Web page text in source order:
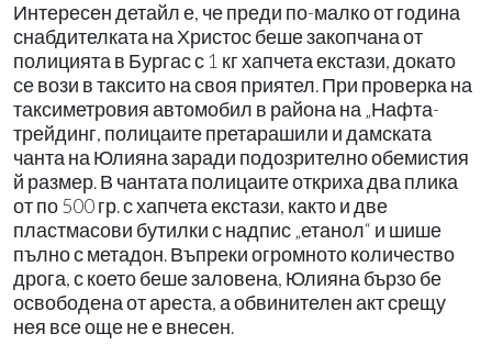
Интересен детайл е, че преди по-малко от година
снабдителката на Христос беше закопчана от
полицията в Бургас с 1 кг хапчета екстази, докато
се вози в таксито на своя приятел. При проверка на
таксиметровия автомобил в района на „Нафта-
трейдинг, полицаите претарашили и дамската
чанта на Юлияна заради подозрително обемистия
й размер. В чантата полицаите откриха два плика
от по 500 гр. с хапчета екстази, както и две
пластмасови бутилки с надпис „етанол“ и шише
пълно с метадон. Въпреки огромното количество
дрога, с което беше заловена, Юлияна бързо бе
освободена от ареста, а обвинителен акт срещу
нея все още не е внесен.